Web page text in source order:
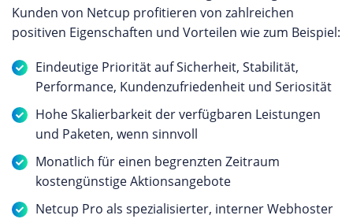
Kunden von Netcup profitieren von zahlreichen
positiven Eigenschaften und Vorteilen wie zum Beispiel:
Eindeutige Priorität auf Sicherheit, Stabilität,
Performance, Kundenzufriedenheit und Seriosität
Hohe Skalierbarkeit der verfügbaren Leistungen
und Paketen, wenn sinnvoll
Monatlich für einen begrenzten Zeitraum
kostengünstige Aktionsangebote
Netcup Pro als spezialisierter, interner Webhoster